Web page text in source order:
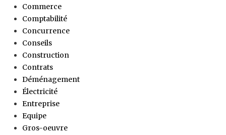
Commerce
Comptabilité
Concurrence
Conseils
Construction
Contrats
Déménagement
Électricité
Entreprise
Equipe
Gros-oeuvre